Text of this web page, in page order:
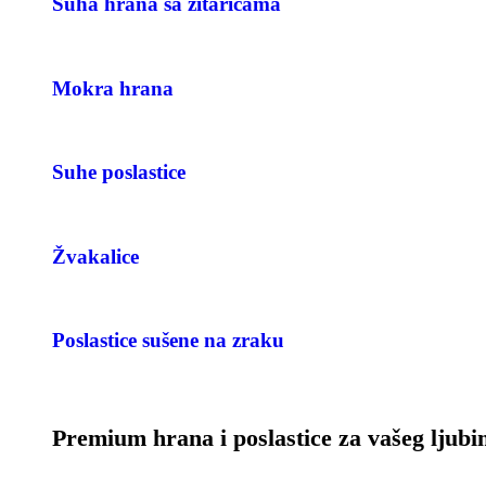
Mokra hrana
Suhe poslastice
Žvakalice
Poslastice sušene na zraku
Premium hrana i poslastice za vašeg